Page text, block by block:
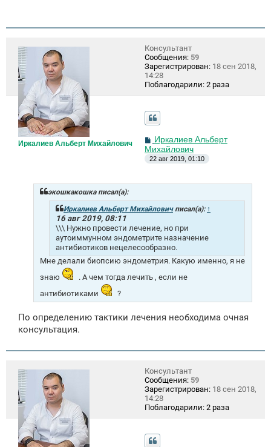
Иркалиев Альберт Михайлович
Консультант
Сообщения: 59
Зарегистрирован: 18 сен 2018,
14:28
Поблагодарили: 2 раза
С
о
о
б
е
Иркалиев Альберт
Михайлович
22 авг 2019, 01:10
экошкакошка писал(а):
Иркалиев Альберт Михайловичписал(а): ↑
16 авг 2019, 08:11
\\\ Нужно провести лечение, но при
аутоиммунном эндометрите назначение
антибиотиков нецелесообразно.
Мне делали биопсию эндометрия. Какую именно, я не
знаю
. А чем тогда лечить , если не
антибиотиками
?
По определению тактики лечения необходима очная
консультация.
Консультант
Сообщения: 59
Зарегистрирован: 18 сен 2018,
14:28
Поблагодарили: 2 раза